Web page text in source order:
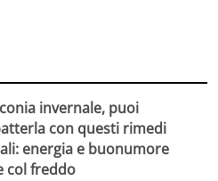
invernale, puoi
con questi rimedi
energia e buonumore
col freddo